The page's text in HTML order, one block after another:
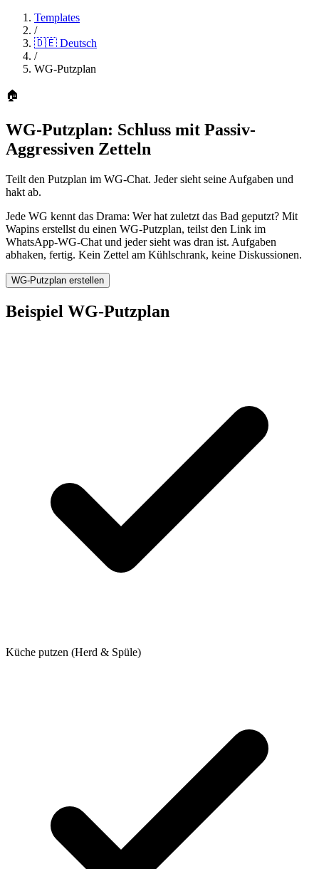
Templates
/
🇩🇪 Deutsch
/
WG-Putzplan
🏠
WG-Putzplan: Schluss mit Passiv-
Aggressiven Zetteln
Teilt den Putzplan im WG-Chat. Jeder sieht seine Aufgaben und
hakt ab.
Jede WG kennt das Drama: Wer hat zuletzt das Bad geputzt? Mit
Wapins erstellst du einen WG-Putzplan, teilst den Link im
WhatsApp-WG-Chat und jeder sieht was dran ist. Aufgaben
abhaken, fertig. Kein Zettel am Kühlschrank, keine Diskussionen.
WG-Putzplan erstellen
Beispiel WG-Putzplan
Küche putzen (Herd & Spüle)